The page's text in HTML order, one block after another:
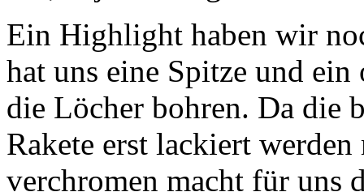
Ein Highlight haben wir
hat uns eine Spitze und
die Löcher bohren. Da die
Rakete erst lackiert
verchromen macht für uns